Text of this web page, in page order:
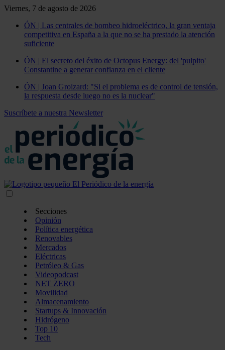
Viernes, 7 de agosto de 2026
ÓN | Las centrales de bombeo hidroeléctrico, la gran ventaja
competitiva en España a la que no se ha prestado la atención
suficiente
ÓN | El secreto del éxito de Octopus Energy: del 'pulpito'
Constantine a generar confianza en el cliente
ÓN | Joan Groizard: "Si el problema es de control de tensión,
la respuesta desde luego no es la nuclear"
Suscríbete a nuestra Newsletter
Secciones
Opinión
Política energética
Renovables
Mercados
Eléctricas
Petróleo & Gas
Videopodcast
NET ZERO
Movilidad
Almacenamiento
Startups & Innovación
Hidrógeno
Top 10
Tech